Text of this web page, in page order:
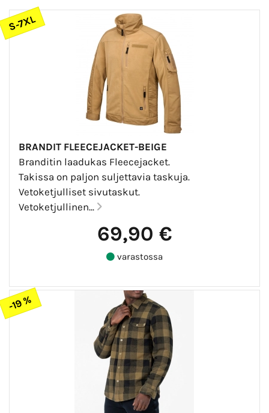
S-7XL
BRANDIT FLEECEJACKET-BEIGE
Branditin laadukas Fleecejacket.
Takissa on paljon suljettavia taskuja.
Vetoketjulliset sivutaskut.
Vetoketjullinen...
69,90 €
varastossa
-19 %